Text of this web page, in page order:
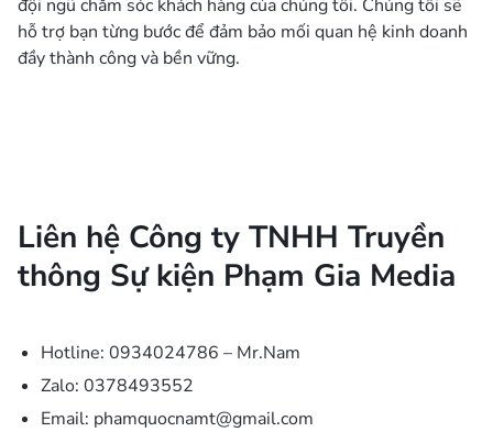
đội ngũ chăm sóc khách hàng của chúng tôi. Chúng tôi sẽ
hỗ trợ bạn từng bước để đảm bảo mối quan hệ kinh doanh
đầy thành công và bền vững.
Liên hệ Công ty TNHH Truyền
thông Sự kiện Phạm Gia Media
Hotline: 0934024786 – Mr.Nam
Zalo: 0378493552
Email: phamquocnamt@gmail.com